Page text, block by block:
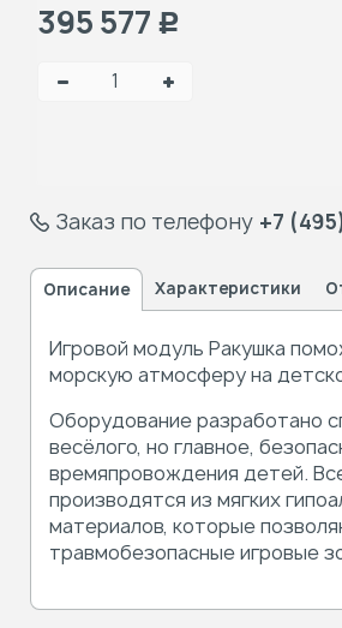
395 577 Р
Заказ по телефону +7
Описание Характеристики
Игровой модуль Ракушка
морскую атмосферу на
Оборудование разработано
весёлого, но главное,
времяпровождения детей.
производятся из мягких
материалов, которые
травмобезопасные игровые